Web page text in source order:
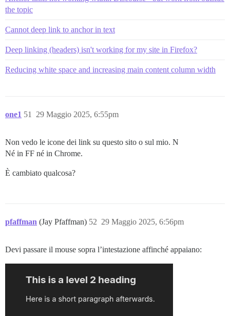
the topic
Cannot deep link to anchor in text
Deep linking (headers) isn't working for my site in Firefox?
Reducing white space and increasing main content column width
one1 29 Maggio 2025, 6:55pm
51
Non vedo le icone dei link su questo sito o sul mio. N
Né in FF né in Chrome.
È cambiato qualcosa?
pfaffman (Jay Pfaffman) 29 Maggio 2025, 6:56pm
52
Devi passare il mouse sopra l’intestazione affinché appaiano: